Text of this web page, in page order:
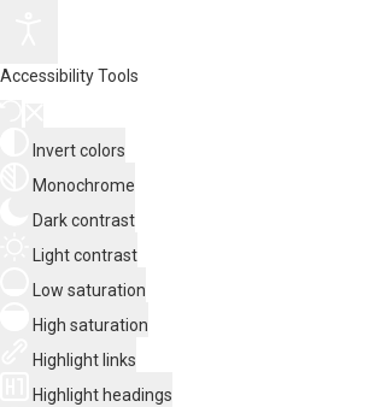
Accessibility Tools
Invert colors
Monochrome
Dark contrast
Light contrast
Low saturation
High saturation
Highlight links
Highlight headings